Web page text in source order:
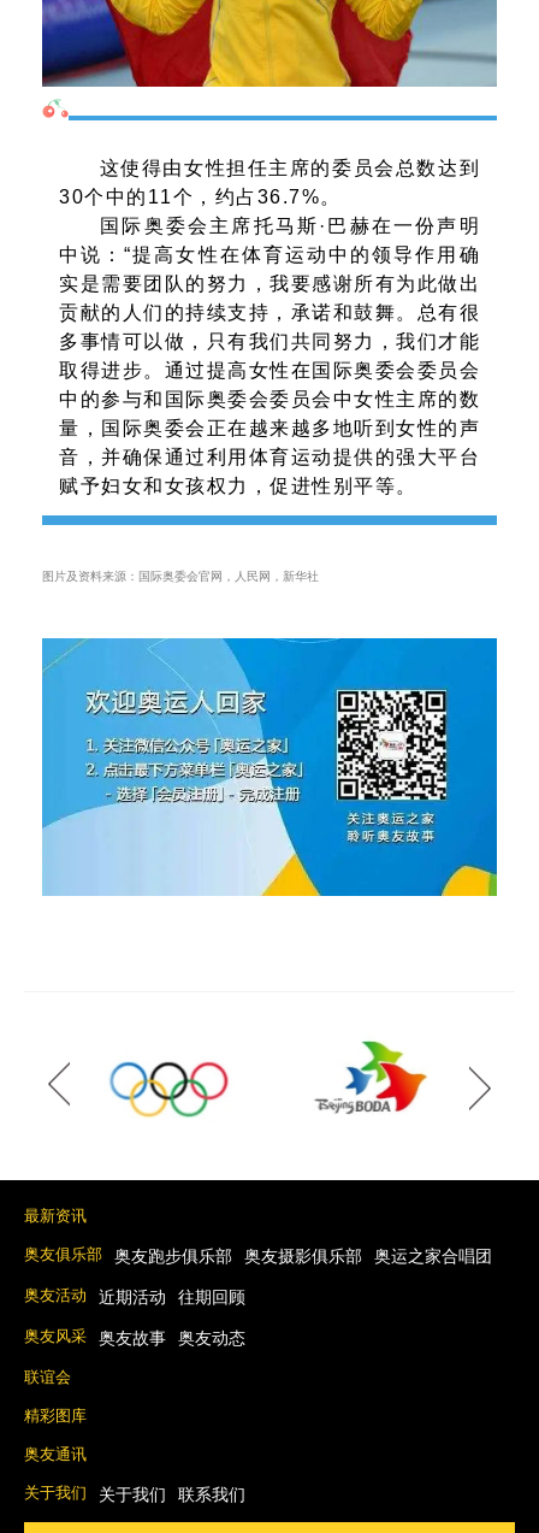
这使得由女性担任主席的委员会总数达到
30个中的11个，约占36.7%。
国际奥委会主席托马斯·巴赫在一份声明
中说：“提高女性在体育运动中的领导作用确
实是需要团队的努力，我要感谢所有为此做出
贡献的人们的持续支持，承诺和鼓舞。总有很
多事情可以做，只有我们共同努力，我们才能
取得进步。通过提高女性在国际奥委会委员会
中的参与和国际奥委会委员会中女性主席的数
量，国际奥委会正在越来越多地听到女性的声
音，并确保通过利用体育运动提供的强大平台
赋予妇女和女孩权力，促进性别平等。
图片及资料来源：国际奥委会官网，人民网，新华社
最新资讯
奥友俱乐部 奥友跑步俱乐部 奥友摄影俱乐部 奥运之家合唱团
奥友活动 近期活动 往期回顾
奥友风采 奥友故事 奥友动态
联谊会
精彩图库
奥友通讯
关于我们 关于我们 联系我们